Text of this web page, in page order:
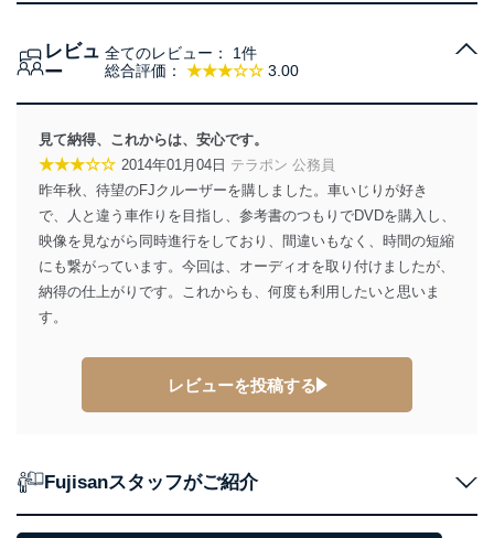
レビュ
ー
総合評価： ★★★☆☆ 3.00
全てのレビュー： 1件
見て納得、これからは、安心です。
★★★☆☆ 2014年01月04日 テラポン 公務員
昨年秋、待望のFJクルーザーを購しました。車いじりが好き
で、人と違う車作りを目指し、参考書のつもりでDVDを購入し、
映像を見ながら同時進行をしており、間違いもなく、時間の短縮
にも繋がっています。今回は、オーディオを取り付けましたが、
納得の仕上がりです。これからも、何度も利用したいと思いま
す。
レビューを投稿する
Fujisanスタッフがご紹介